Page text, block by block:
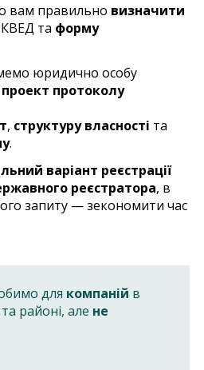
вам правильно визначити
та форму
юридично особу
проект протоколу
, структуру власності та
.
варіант реєстрації
реєстратора, в
запиту — зекономити час
для компаній в
та районі, але не